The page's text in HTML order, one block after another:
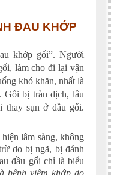
ĐAU KHỚP
khớp gối”. Người
làm cho đi lại vận
khó khăn, nhất là
Gối bị tràn dịch, lâu
thay sụn ở đầu gối.
lâm sàng, không
do bị ngã, bị đánh
đầu gối chỉ là biểu